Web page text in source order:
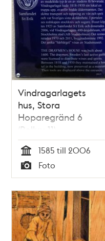
Vindragarlagets
hus, Stora
Hoparegränd 6
(Pollux 11)
Tid
1585 till 2006
Typ
Foto